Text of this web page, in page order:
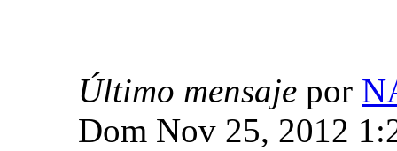
Último mensaje por
Dom Nov 25, 2012